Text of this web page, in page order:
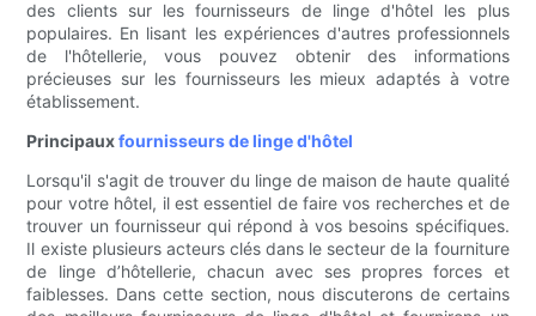
des clients sur les fournisseurs de linge d'hôtel les plus
populaires. En lisant les expériences d'autres professionnels
de l'hôtellerie, vous pouvez obtenir des informations
précieuses sur les fournisseurs les mieux adaptés à votre
établissement.
Principauxfournisseurs de linge d'hôtel
Lorsqu'il s'agit de trouver du linge de maison de haute qualité
pour votre hôtel, il est essentiel de faire vos recherches et de
trouver un fournisseur qui répond à vos besoins spécifiques.
Il existe plusieurs acteurs clés dans le secteur de la fourniture
de linge d’hôtellerie, chacun avec ses propres forces et
faiblesses. Dans cette section, nous discuterons de certains